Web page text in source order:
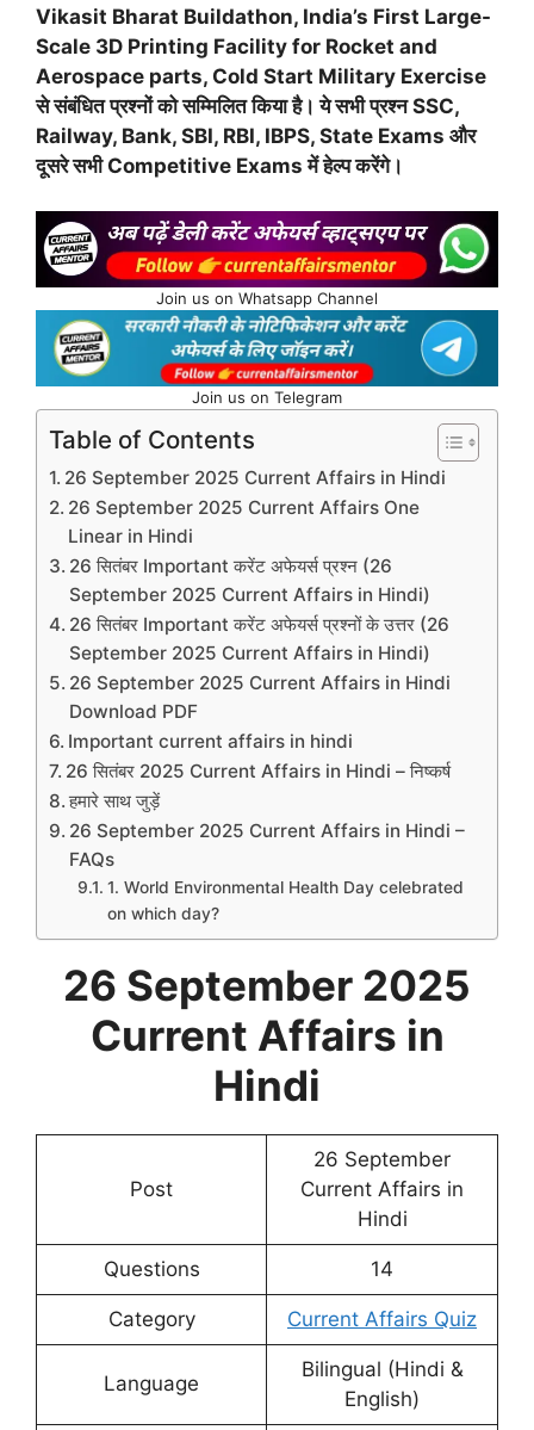
Vikasit Bharat Buildathon, India’s First Large-
Scale 3D Printing Facility for Rocket and
Aerospace parts, Cold Start Military Exercise
से संबंधित प्रश्नों को सम्मिलित किया है। ये सभी प्रश्न SSC,
Railway, Bank, SBI, RBI, IBPS, State Exams और
दूसरे सभी Competitive Exams में हेल्प करेंगे।
Join us on Whatsapp Channel
Join us on Telegram
Table of Contents
26 September 2025 Current Affairs in Hindi
26 September 2025 Current Affairs One
Linear in Hindi
26 सितंबर Important करेंट अफेयर्स प्रश्न (26
September 2025 Current Affairs in Hindi)
26 सितंबर Important करेंट अफेयर्स प्रश्नों के उत्तर (26
September 2025 Current Affairs in Hindi)
26 September 2025 Current Affairs in Hindi
Download PDF
Important current affairs in hindi
26 सितंबर 2025 Current Affairs in Hindi – निष्कर्ष
हमारे साथ जुड़ें
26 September 2025 Current Affairs in Hindi –
FAQs
1. World Environmental Health Day celebrated
on which day?
26 September 2025
Current Affairs in
Hindi
Post
26 September
Current Affairs in
Hindi
Questions 14
Category Current Affairs Quiz
Language
Bilingual (Hindi &
English)